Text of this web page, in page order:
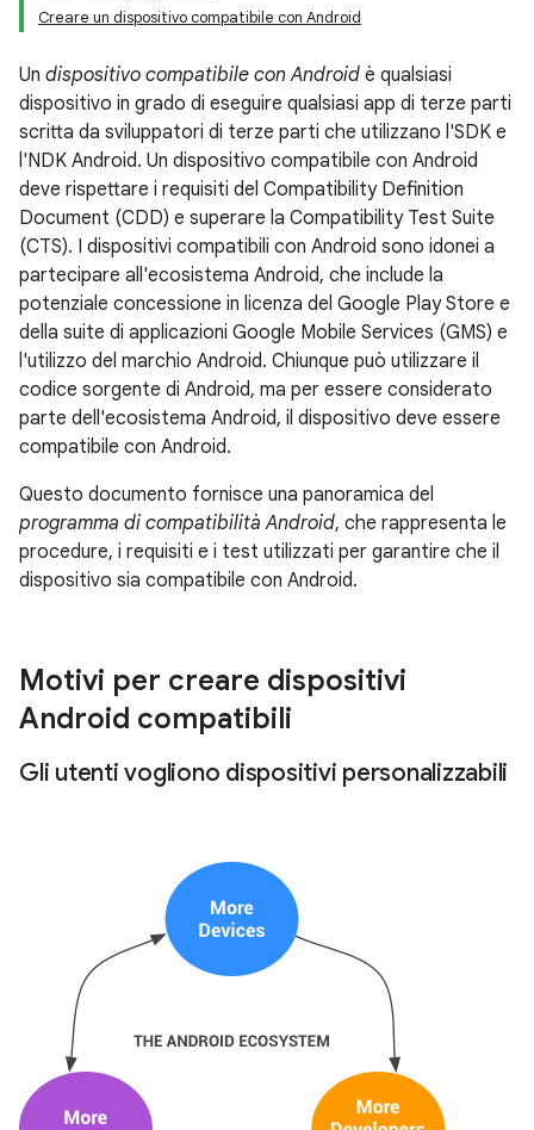
Creare un dispositivo compatibile con Android
Un dispositivo compatibile con Android è qualsiasi
dispositivo in grado di eseguire qualsiasi app di terze parti
scritta da sviluppatori di terze parti che utilizzano l'SDK e
l'NDK Android. Un dispositivo compatibile con Android
deve rispettare i requisiti del Compatibility Definition
Document (CDD) e superare la Compatibility Test Suite
(CTS). I dispositivi compatibili con Android sono idonei a
partecipare all'ecosistema Android, che include la
potenziale concessione in licenza del Google Play Store e
della suite di applicazioni Google Mobile Services (GMS) e
l'utilizzo del marchio Android. Chiunque può utilizzare il
codice sorgente di Android, ma per essere considerato
parte dell'ecosistema Android, il dispositivo deve essere
compatibile con Android.
Questo documento fornisce una panoramica del
programma di compatibilità Android, che rappresenta le
procedure, i requisiti e i test utilizzati per garantire che il
dispositivo sia compatibile con Android.
Motivi per creare dispositivi
Android compatibili
Gli utenti vogliono dispositivi personalizzabili